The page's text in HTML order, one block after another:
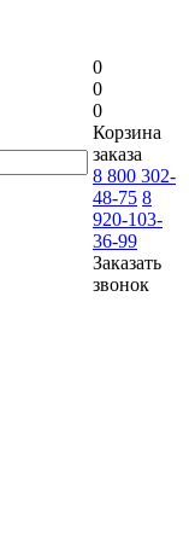
0
0
0
Корзина
заказа
8 800 302-
48-75 8
920-103-
36-99
Заказать
звонок